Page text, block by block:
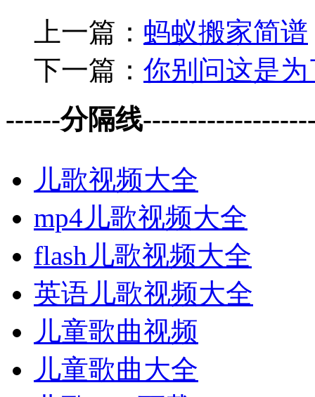
上一篇： 蚂蚁搬家简谱
下一篇： 你别问这是
------分隔线
儿歌视频大全
mp4儿歌视频大全
flash儿歌视频大全
英语儿歌视频大全
儿童歌曲视频
儿童歌曲大全